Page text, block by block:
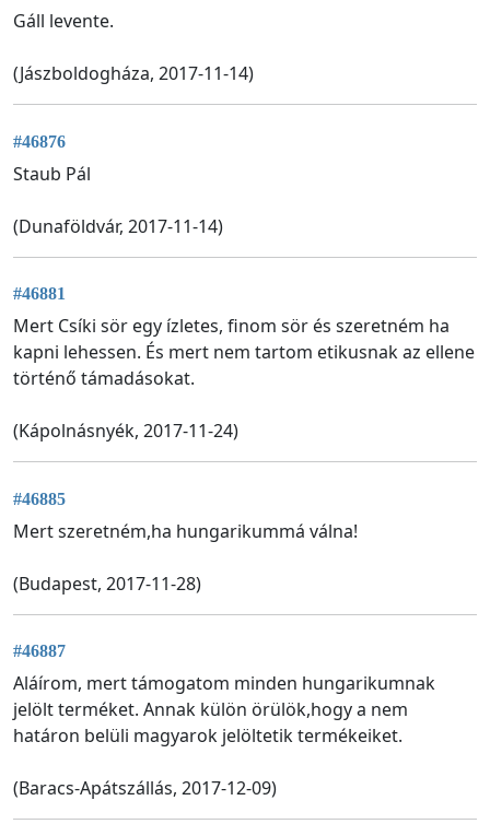
Gáll levente.
(Jászboldogháza, 2017-11-14)
#46876
Staub Pál
(Dunaföldvár, 2017-11-14)
#46881
Mert Csíki sör egy ízletes, finom sör és szeretném ha
kapni lehessen. És mert nem tartom etikusnak az ellene
történő támadásokat.
(Kápolnásnyék, 2017-11-24)
#46885
Mert szeretném,ha hungarikummá válna!
(Budapest, 2017-11-28)
#46887
Aláírom, mert támogatom minden hungarikumnak
jelölt terméket. Annak külön örülök,hogy a nem
határon belüli magyarok jelöltetik termékeiket.
(Baracs-Apátszállás, 2017-12-09)